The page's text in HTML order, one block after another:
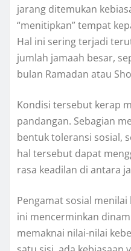
jarang ditemukan
“menitipkan” tempat
Hal ini sering terjadi
jumlah jamaah besar,
bulan Ramadan atau
Kondisi tersebut kerap
pandangan. Sebagian
bentuk toleransi sosial,
hal tersebut dapat
rasa keadilan di antara
Pengamat sosial
ini mencerminkan
memaknai nilai-nilai